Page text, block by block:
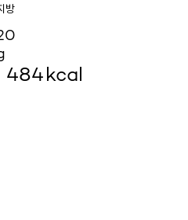
방
484kcal